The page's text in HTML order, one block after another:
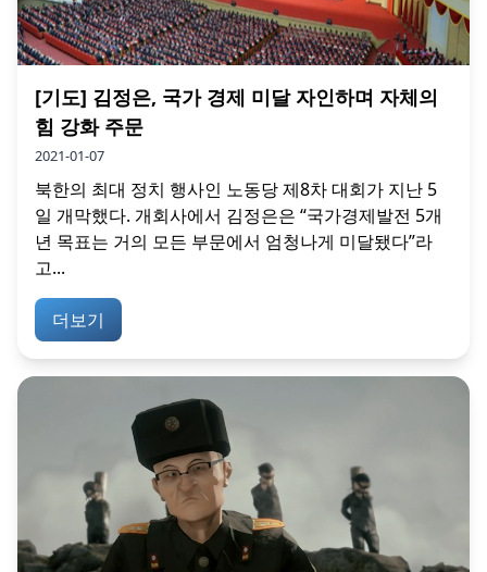
[기도] 김정은, 국가 경제 미달 자인하며 자체의
힘 강화 주문
2021-01-07
북한의 최대 정치 행사인 노동당 제8차 대회가 지난 5
일 개막했다. 개회사에서 김정은은 “국가경제발전 5개
년 목표는 거의 모든 부문에서 엄청나게 미달됐다”라
고...
더보기